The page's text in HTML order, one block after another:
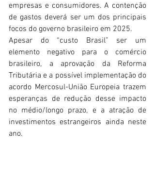
empresas e consumidores. A contenção
de gastos deverá ser um dos principais
focos do governo brasileiro em 2025.
Apesar do “custo Brasil” ser um
elemento negativo para o comércio
brasileiro, a aprovação da Reforma
Tributária e a possível implementação do
acordo Mercosul-União Europeia trazem
esperanças de redução desse impacto
no médio/longo prazo, e a atração de
investimentos estrangeiros ainda neste
ano.